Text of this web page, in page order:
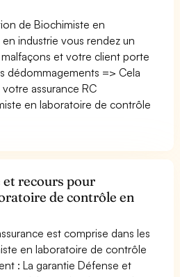
de Biochimiste en
industrie vous rendez un
et votre client porte
dédommagements => Cela
assurance RC
en laboratoire de contrôle
et recours pour
de contrôle en
est comprise dans les
en laboratoire de contrôle
: La garantie Défense et